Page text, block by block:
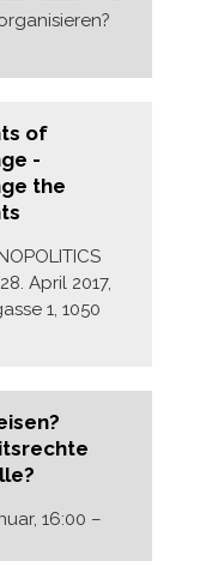
of
-
the
April 2017,
1, 1050
16:00 –